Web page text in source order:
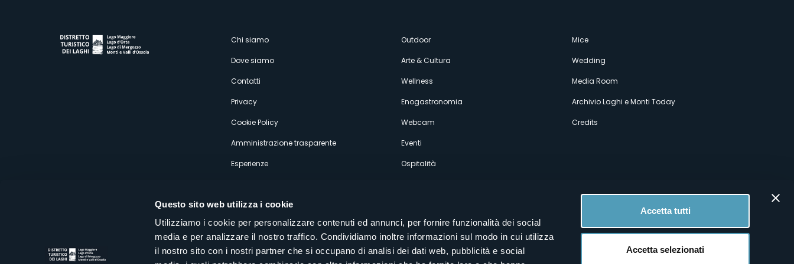
Questo sito web utilizza i cookie
Utilizziamo i cookie per personalizzare contenuti ed annunci, per fornire funzionalità dei social
media e per analizzare il nostro traffico. Condividiamo inoltre informazioni sul modo in cui utilizza
il nostro sito con i nostri partner che si occupano di analisi dei dati web, pubblicità e social
Accetta tutti
Accetta selezionati
Menù
secondario
Chi siamo
Dove siamo
Contatti
Privacy
Cookie Policy
Amministrazione trasparente
Esperienze
Outdoor
Arte & Cultura
Wellness
Enogastronomia
Webcam
Eventi
Ospitalità
Mice
Wedding
Media Room
Archivio Laghi e Monti Today
Credits
Distretto Turistico dei Laghi Scrl
Sede legale e operativa: Corso Italia 26 - 28838 Stresa VB - Italy
Seguici sui nostri canali social